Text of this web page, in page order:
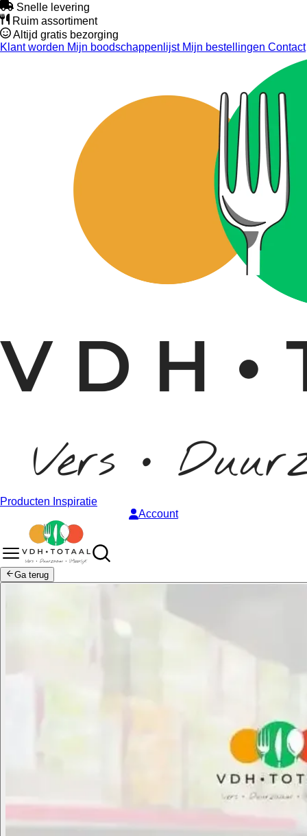
Snelle levering
Ruim assortiment
Altijd gratis bezorging
Klant worden Mijn boodschappenlijstMijn bestellingen Contact
Producten Inspiratie
Account
Ga terug